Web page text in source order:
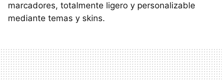
marcadores, totalmente ligero y personalizable
mediante temas y skins.